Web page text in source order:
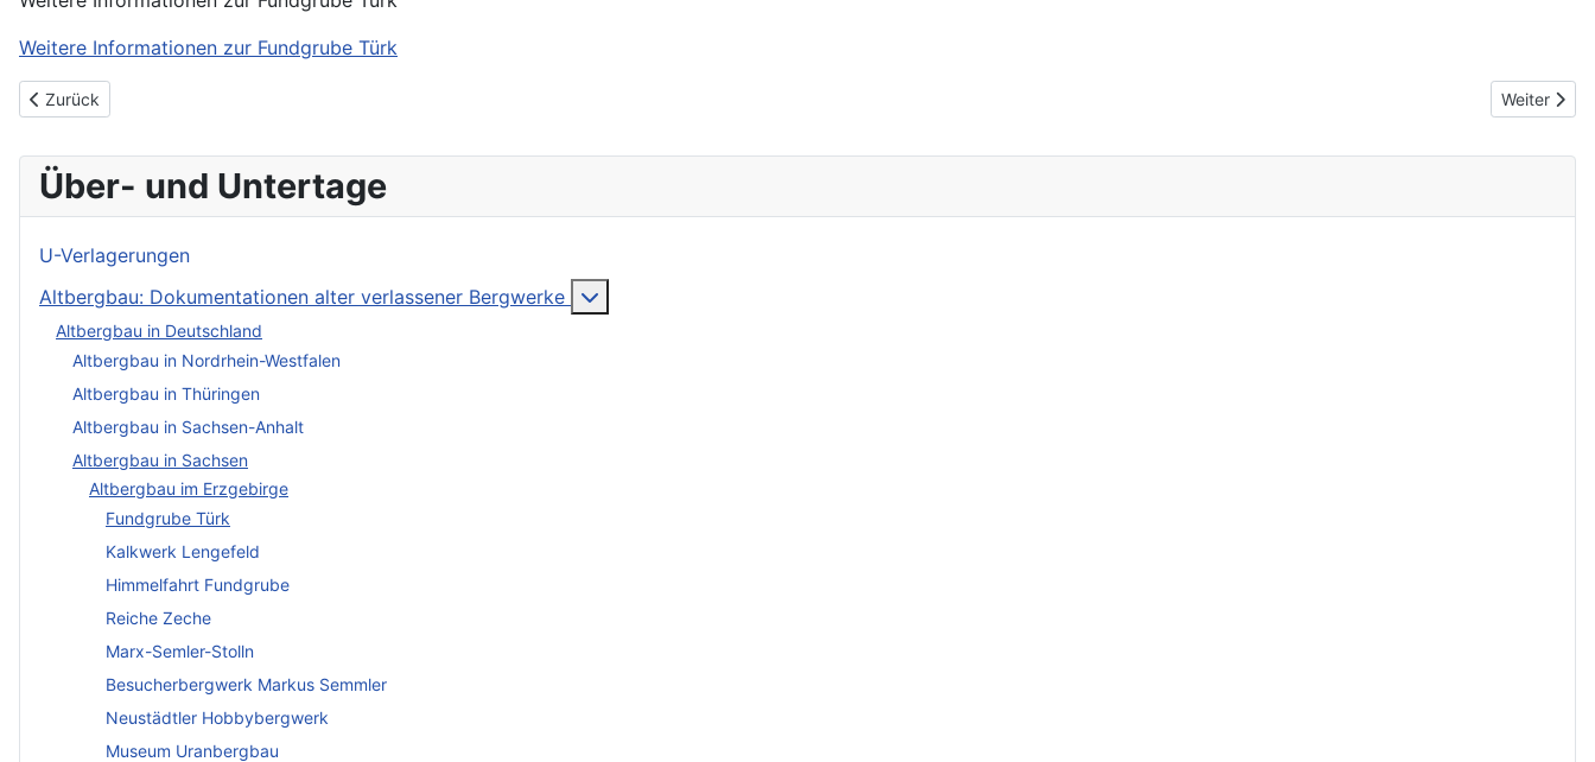
Weitere Informationen zur Fundgrube Türk
Vorheriger Beitrag: Kalkwerk Lengefeld
Zurück Nächster
Weiter
Über- und Untertage
U-Verlagerungen
Altbergbau: Dokumentationen alter verlassener Bergwerke
Altbergbau in Deutschland
Altbergbau in Nordrhein-Westfalen
Altbergbau in Thüringen
Altbergbau in Sachsen-Anhalt
Altbergbau in Sachsen
Altbergbau im Erzgebirge
Fundgrube Türk
Kalkwerk Lengefeld
Himmelfahrt Fundgrube
Reiche Zeche
Marx-Semler-Stolln
Besucherbergwerk Markus Semmler
Neustädtler Hobbybergwerk
Museum Uranbergbau